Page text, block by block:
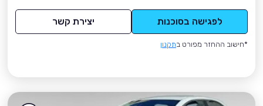
לפגישה בסוכנות יצירת קשר
*חישוב ההחזר מפורט בתקנון